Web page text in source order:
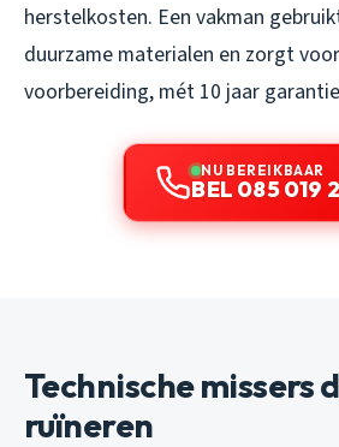
herstelkosten. Een vakman
duurzame materialen en zorgt
voorbereiding, mét 10 jaar
NU BEREIKBAAR
BEL 085 019
Technische missers
ruïneren